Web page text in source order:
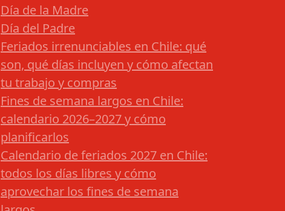
Día de la Madre
Día del Padre
Feriados irrenunciables en Chile: qué
son, qué días incluyen y cómo afectan
tu trabajo y compras
Fines de semana largos en Chile:
calendario 2026–2027 y cómo
planificarlos
Calendario de feriados 2027 en Chile:
todos los días libres y cómo
aprovechar los fines de semana